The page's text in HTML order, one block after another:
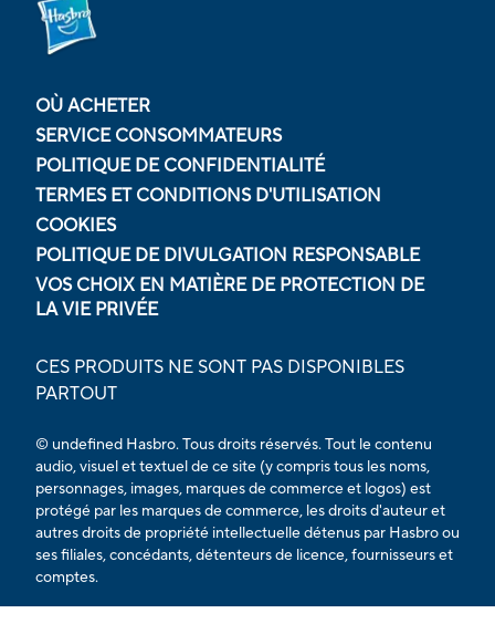
OÙ ACHETER
SERVICE CONSOMMATEURS
POLITIQUE DE CONFIDENTIALITÉ
TERMES ET CONDITIONS D'UTILISATION
COOKIES
POLITIQUE DE DIVULGATION RESPONSABLE
VOS CHOIX EN MATIÈRE DE PROTECTION DE
LA VIE PRIVÉE
CES PRODUITS NE SONT PAS DISPONIBLES
PARTOUT
© undefined Hasbro. Tous droits réservés. Tout le contenu
audio, visuel et textuel de ce site (y compris tous les noms,
personnages, images, marques de commerce et logos) est
protégé par les marques de commerce, les droits d'auteur et
autres droits de propriété intellectuelle détenus par Hasbro ou
ses filiales, concédants, détenteurs de licence, fournisseurs et
comptes.